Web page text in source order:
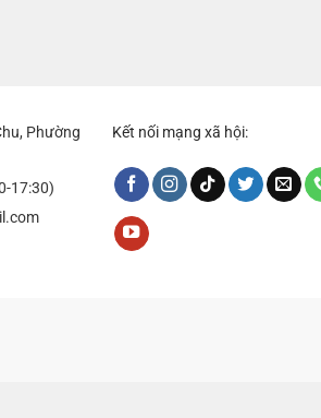
Phường
17:30)
Kết nối mạng xã hội: